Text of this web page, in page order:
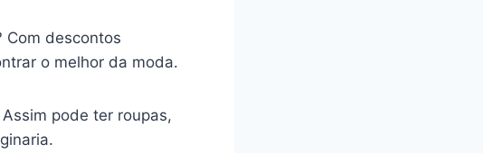
Com descontos
o melhor da moda.
pode ter roupas,